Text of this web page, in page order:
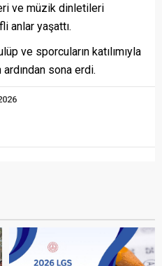
ve müzik dinletileri
anlar yaşattı.
ve sporcuların katılımıyla
sona erdi.